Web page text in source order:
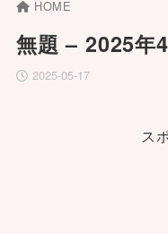
HOME
無題 – 2025年
2025-05-17
ス